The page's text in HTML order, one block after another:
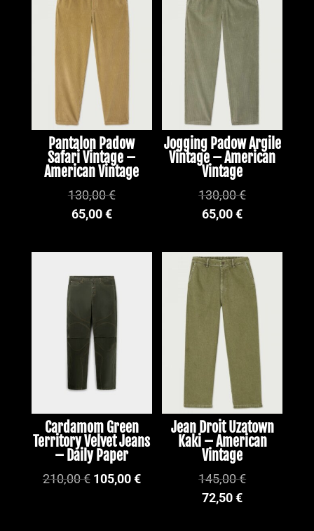
Pantalon Padow
Safari Vintage –
American Vintage
130,00€
65,00€
Jogging Padow Argile
Vintage – American
Vintage
130,00€
65,00€
PROMO !
Cardamom Green
Territory Velvet Jeans
– Daily Paper
210,00€ Le
105,00€Le
Jean Droit Uzatown
Kaki – American
Vintage
145,00€
72,50€